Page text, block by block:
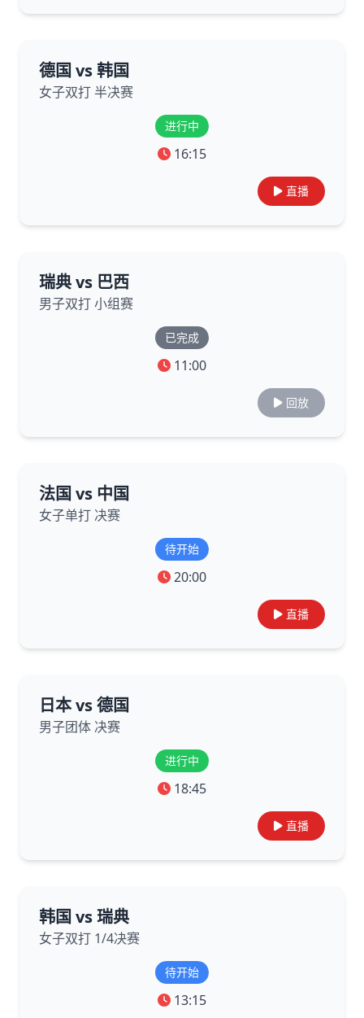
德国 vs 韩国
女子双打 半决赛
进行中
16:15
直播
瑞典 vs 巴西
男子双打 小组赛
已完成
11:00
回放
法国 vs 中国
女子单打 决赛
待开始
20:00
直播
日本 vs 德国
男子团体 决赛
进行中
18:45
直播
韩国 vs 瑞典
女子双打 1/4决赛
待开始
13:15